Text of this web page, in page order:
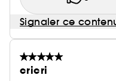
Signaler ce
cricri